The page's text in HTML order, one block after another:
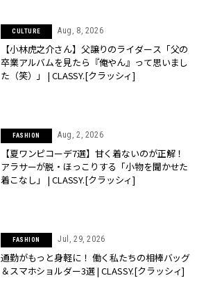
CULTURE Aug, 8, 2026
【小林虎之介さん】父譲りのライダース「父の
卒業アルバムを見たら『俺やん』って思いまし
た（笑）」 | CLASSY.[クラッシィ]
FASHION Aug, 2, 2026
【夏ワンピコーデ7選】甘く着ないのが正解！
アラサーが脱・ほっこりする「小物を聞かせた
着こなし」 | CLASSY.[クラッシィ]
FASHION Jul, 29, 2026
通勤がもっと身軽に！ 働く私たちの相棒バッグ
＆スマホショルダー3選 | CLASSY.[クラッシィ]